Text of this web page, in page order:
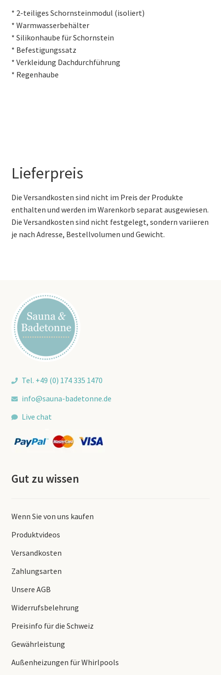
* 2-teiliges Schornsteinmodul (isoliert)
* Warmwasserbehälter
* Silikonhaube für Schornstein
* Befestigungssatz
* Verkleidung Dachdurchführung
* Regenhaube
Lieferpreis
Die Versandkosten sind nicht im Preis der Produkte
enthalten und werden im Warenkorb separat ausgewiesen.
Die Versandkosten sind nicht festgelegt, sondern variieren
je nach Adresse, Bestellvolumen und Gewicht.
Tel. +49 (0) 174 335 1470
info@sauna-badetonne.de
Live chat
Gut zu wissen
Wenn Sie von uns kaufen
Produktvideos
Versandkosten
Zahlungsarten
Unsere AGB
Widerrufsbelehrung
Preisinfo für die Schweiz
Gewährleistung
Außenheizungen für Whirlpools